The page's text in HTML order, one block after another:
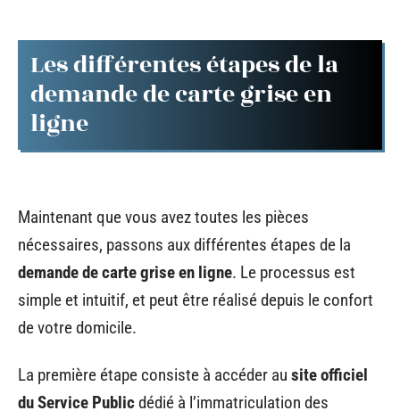
Les différentes étapes de la
demande de carte grise en
ligne
Maintenant que vous avez toutes les pièces
nécessaires, passons aux différentes étapes de la
demande de carte grise en ligne. Le processus est
simple et intuitif, et peut être réalisé depuis le confort
de votre domicile.
La première étape consiste à accéder au site officiel
du Service Publicdédié à l’immatriculation des